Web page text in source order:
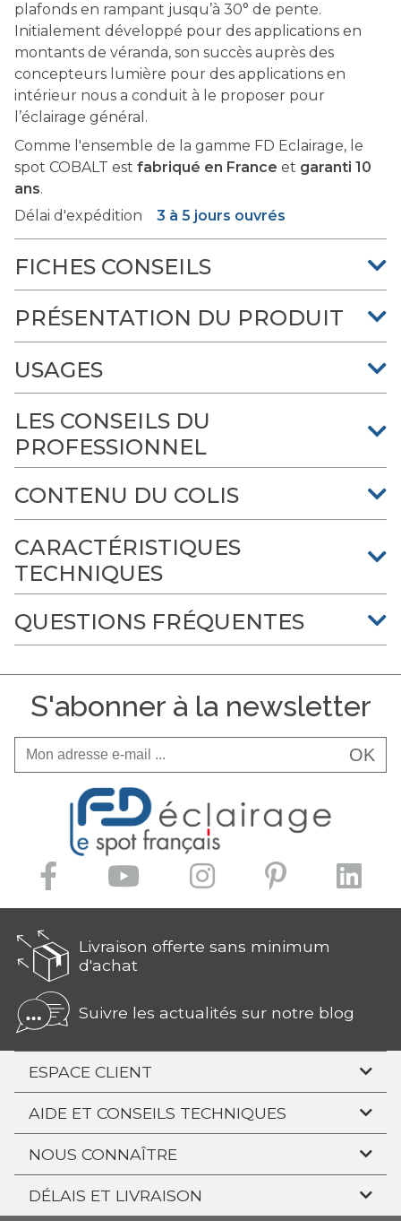
plafonds en rampant jusqu’à 30° de pente.
Initialement développé pour des applications en
montants de véranda, son succès auprès des
concepteurs lumière pour des applications en
intérieur nous a conduit à le proposer pour
l’éclairage général.
Comme l'ensemble de la gamme FD Eclairage, le
spot COBALT est fabriqué en France et garanti 10
ans.
Délai d'expédition
3 à 5 jours ouvrés
FICHES CONSEILS
PRÉSENTATION DU PRODUIT
USAGES
LES CONSEILS DU
PROFESSIONNEL
CONTENU DU COLIS
CARACTÉRISTIQUES
TECHNIQUES
QUESTIONS FRÉQUENTES
S'abonner à la newsletter
OK
Livraison offerte sans minimum
d'achat
Suivre les actualités sur notre blog
ESPACE CLIENT
AIDE ET CONSEILS TECHNIQUES
NOUS CONNAÎTRE
DÉLAIS ET LIVRAISON